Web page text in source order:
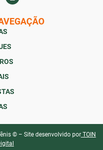
© – Site desenvolvido por TOIN